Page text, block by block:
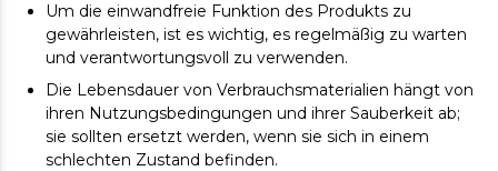
Um die einwandfreie Funktion des Produkts zu
gewährleisten, ist es wichtig, es regelmäßig zu warten
und verantwortungsvoll zu verwenden.
Die Lebensdauer von Verbrauchsmaterialien hängt von
ihren Nutzungsbedingungen und ihrer Sauberkeit ab;
sie sollten ersetzt werden, wenn sie sich in einem
schlechten Zustand befinden.